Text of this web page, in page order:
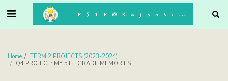
P5TP@Kajonkiet
Home
TERM 2 PROJECTS (2023-2024)
Q4 PROJECT: MY 5TH GRADE MEMORIES